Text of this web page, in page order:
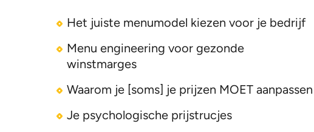
Het juiste menumodel kiezen voor je bedrijf
Menu engineering voor gezonde
winstmarges
Waarom je [soms] je prijzen MOET aanpassen
Je psychologische prijstrucjes